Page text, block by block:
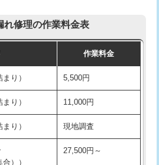
で） 27,500円
え） 38,500円
38,500円
現場見積
16,500円
） 11,000円+材料費
13,200円
） 16,500円
分岐水栓） 16,500円
工) 16,500円
れ修理の作業料金表
作業料金
り） 5,500円
り） 11,000円
り） 現地調査
））
27,500円～